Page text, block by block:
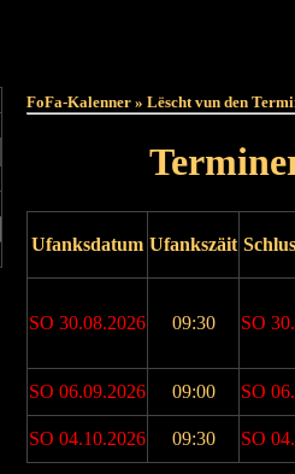
FoFa-Kalenner » Lëscht vun den
Ufanksdatum Ufankszäit
SO 30.08.2026 09:30 SO
SO 06.09.2026 09:00 SO
SO 04.10.2026 09:30 SO